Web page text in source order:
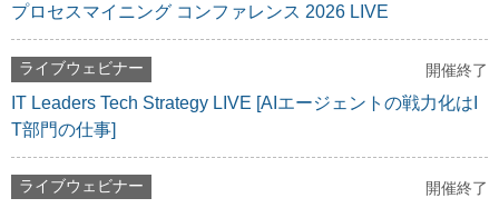
プロセスマイニング コンファレンス 2026 LIVE
ライブウェビナー 開催終了
IT Leaders Tech Strategy LIVE [AIエージェントの戦力化はI
T部門の仕事]
ライブウェビナー 開催終了